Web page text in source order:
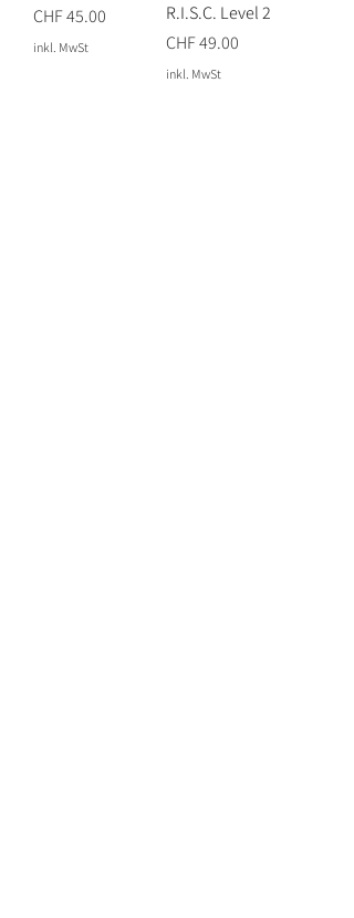
Preis
CHF 45.00
inkl. MwSt
R.I.S.C. Level 2
Preis
CHF 49.00
inkl. MwSt